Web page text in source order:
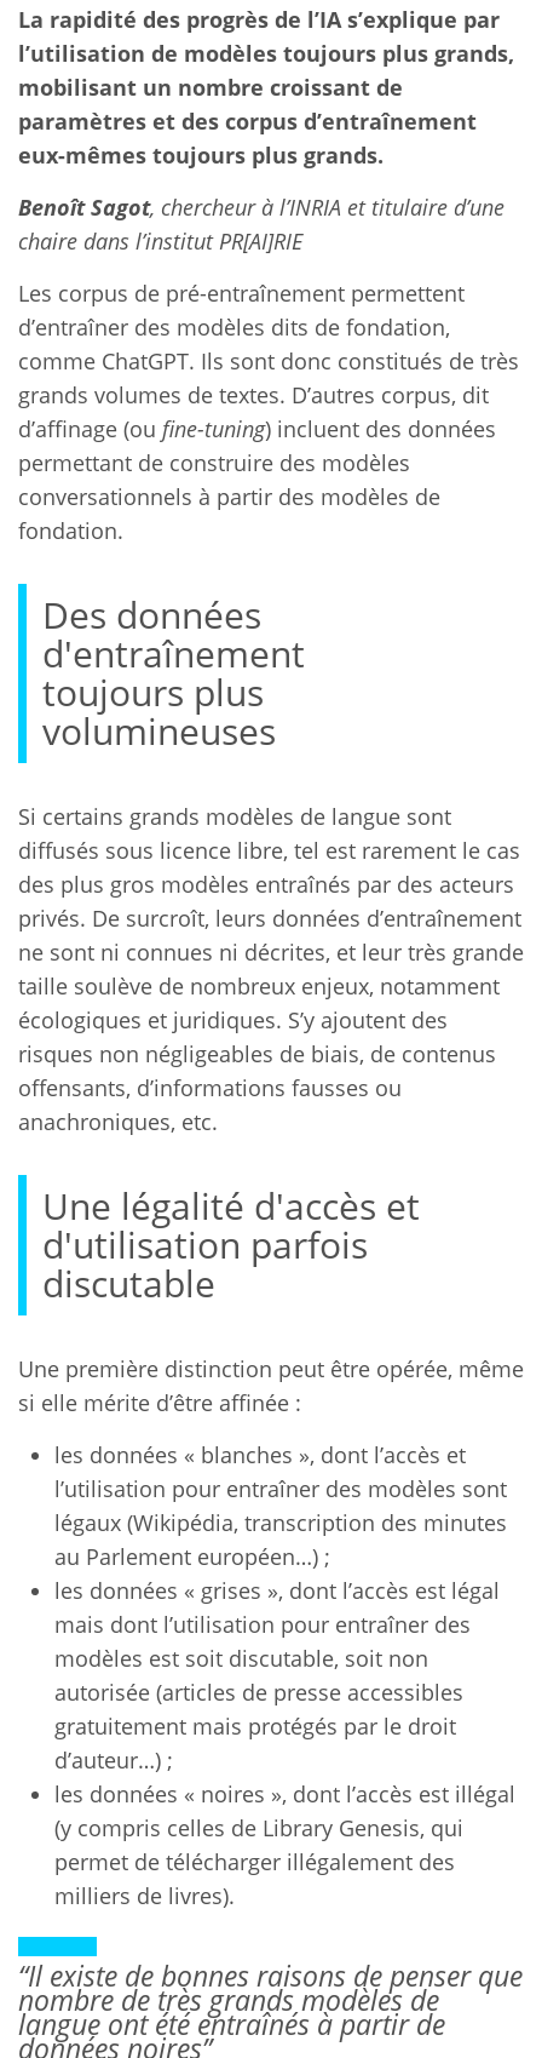
La rapidité des progrès de l’IA s’explique par
l’utilisation de modèles toujours plus grands,
mobilisant un nombre croissant de
paramètres et des corpus d’entraînement
eux-mêmes toujours plus grands.
Benoît Sagot, chercheur à l’INRIA et titulaire d’une
chaire dans l’institut PR[AI]RIE
Les corpus de pré-entraînement permettent
d’entraîner des modèles dits de fondation,
comme ChatGPT. Ils sont donc constitués de très
grands volumes de textes. D’autres corpus, dit
d’affinage (ou fine-tuning) incluent des données
permettant de construire des modèles
conversationnels à partir des modèles de
fondation.
Des données
d'entraînement
toujours plus
volumineuses
Si certains grands modèles de langue sont
diffusés sous licence libre, tel est rarement le cas
des plus gros modèles entraînés par des acteurs
privés. De surcroît, leurs données d’entraînement
ne sont ni connues ni décrites, et leur très grande
taille soulève de nombreux enjeux, notamment
écologiques et juridiques. S’y ajoutent des
risques non négligeables de biais, de contenus
offensants, d’informations fausses ou
anachroniques, etc.
Une légalité d'accès et
d'utilisation parfois
discutable
Une première distinction peut être opérée, même
si elle mérite d’être affinée :
les données « blanches », dont l’accès et
l’utilisation pour entraîner des modèles sont
légaux (Wikipédia, transcription des minutes
au Parlement européen…) ;
les données « grises », dont l’accès est légal
mais dont l’utilisation pour entraîner des
modèles est soit discutable, soit non
autorisée (articles de presse accessibles
gratuitement mais protégés par le droit
d’auteur…) ;
les données « noires », dont l’accès est illégal
(y compris celles de Library Genesis, qui
permet de télécharger illégalement des
milliers de livres).
“Il existe de bonnes raisons de penser que
nombre de très grands modèles de
langue ont été entraînés à partir de
données noires”